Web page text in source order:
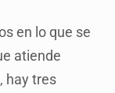
en lo que se
atiende
hay tres